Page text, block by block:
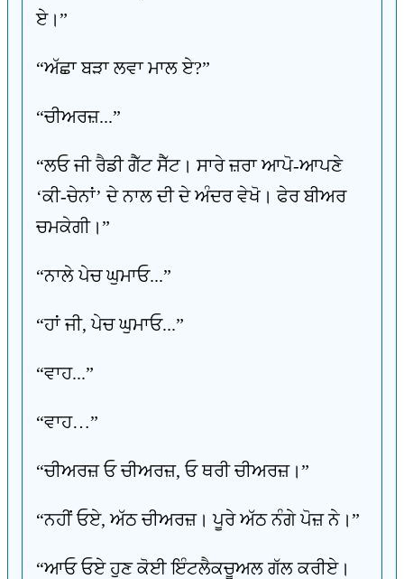
ਏ।”
“ਅੱਛਾ ਬੜਾ ਲਵਾ ਮਾਲ ਏ?”
“ਚੀਅਰਜ਼...”
“ਲਓ ਜੀ ਰੈਡੀ ਗੈੱਟ ਸੈੱਟ। ਸਾਰੇ ਜ਼ਰਾ ਆਪੋ-ਆਪਣੇ
‘ਕੀ-ਚੇਨਾਂ’ ਦੇ ਨਾਲ ਦੀ ਦੇ ਅੰਦਰ ਵੇਖੋ। ਫੇਰ ਬੀਅਰ
ਚਮਕੇਗੀ।”
“ਨਾਲੇ ਪੇਚ ਘੁਮਾਓ...”
“ਹਾਂ ਜੀ, ਪੇਚ ਘੁਮਾਓ...”
“ਵਾਹ...”
“ਵਾਹ…”
“ਚੀਅਰਜ਼ ਓ ਚੀਅਰਜ਼, ਓ ਥਰੀ ਚੀਅਰਜ਼।”
“ਨਹੀਂ ਓਏ, ਅੱਠ ਚੀਅਰਜ਼। ਪੂਰੇ ਅੱਠ ਨੰਗੇ ਪੋਜ਼ ਨੇ।”
“ਆਓ ਓਏ ਹੁਣ ਕੋਈ ਇੰਟਲੈਕਚੂਅਲ ਗੱਲ ਕਰੀਏ।